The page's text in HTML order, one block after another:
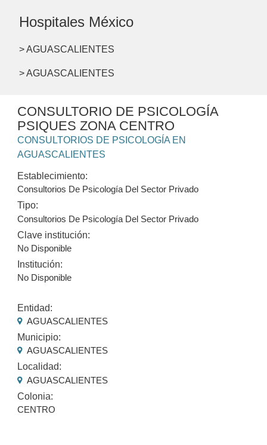
Hospitales México
> AGUASCALIENTES
> AGUASCALIENTES
CONSULTORIO DE PSICOLOGÍA
PSIQUES ZONA CENTRO
CONSULTORIOS DE PSICOLOGÍA EN
AGUASCALIENTES
Establecimiento:
Consultorios De Psicología Del Sector Privado
Tipo:
Consultorios De Psicología Del Sector Privado
Clave institución:
No Disponible
Institución:
No Disponible
Entidad:
AGUASCALIENTES
Municipio:
AGUASCALIENTES
Localidad:
AGUASCALIENTES
Colonia:
CENTRO